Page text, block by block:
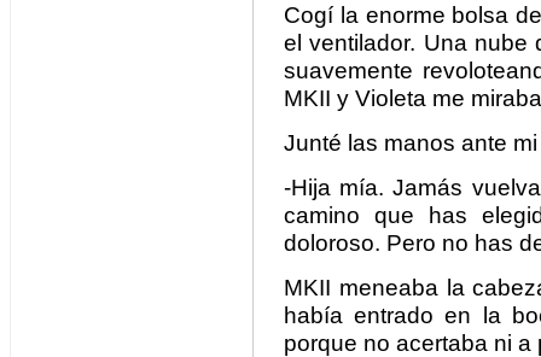
Cogí la enorme bolsa
el ventilador. Una nube
suavemente
MKII y Violeta me
Junté las manos ante
-Hija mía. Jamás
camino que has
doloroso. Pero no has
MKII meneaba la
había entrado en la
porque no acertaba ni a